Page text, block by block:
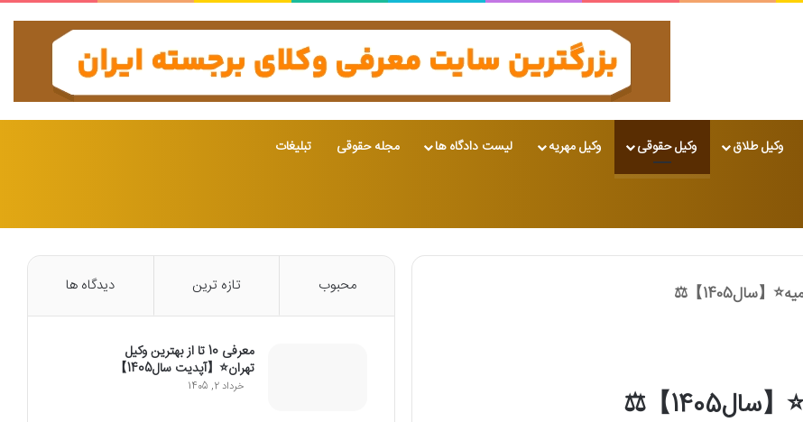
وکیل طلاق وکیل حقوقی وکیل مهریه لیست دادگاه ها مجله حقوقی تبلیغات
محبوب تازه ترین دیدگاه ها
معرفی 10 تا از بهترین وکیل
تهران⭐【آپدیت سال1405】
خرداد 2, 1405